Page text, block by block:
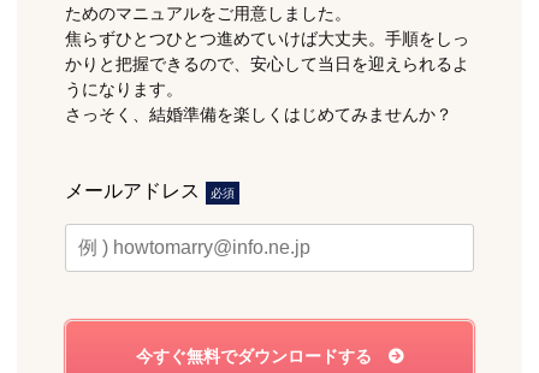
ためのマニュアルをご用意しました。
焦らずひとつひとつ進めていけば大丈夫。手順をしっ
かりと把握できるので、安心して当日を迎えられるよ
うになります。
さっそく、結婚準備を楽しくはじめてみませんか？
メールアドレス 必須